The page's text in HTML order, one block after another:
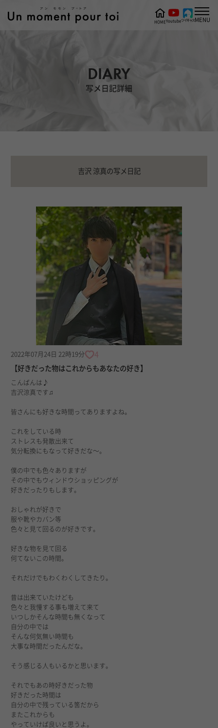
DIARY
写メ日記詳細
HOMEYoutubeツイキャスMENU
吉沢 涼真の写メ日記
2022年07月24日 22時19分 4
【好きだった物はこれからもあなたの好き】
こんばんは♪
吉沢涼真です♫
皆さんにも好きな時間ってありますよね。
これをしている時
ストレスも発散出来て
気分転換にもなって好きだな〜。
僕の中でも色々ありますが
その中でもウィンドウショッピングが
好きだったりもします。
おしゃれが好きで
服や靴やカバン等
色々と見て回るのが好きです。
好きな物を見て回る
何てないこの時間。
それだけでもわくわくしてきたり。
昔は出来ていたけども
色々と我慢する事も増えて来て
いつしかそんな時間も無くなって
自分の中では
そんな何気無い時間も
大事な時間だったんだな。
そう感じる人もいるかと思います。
それでもあの時好きだった物
好きだった時間は
自分の中で残っている筈だから
またこれからも
やっていけば良いと思うよ。